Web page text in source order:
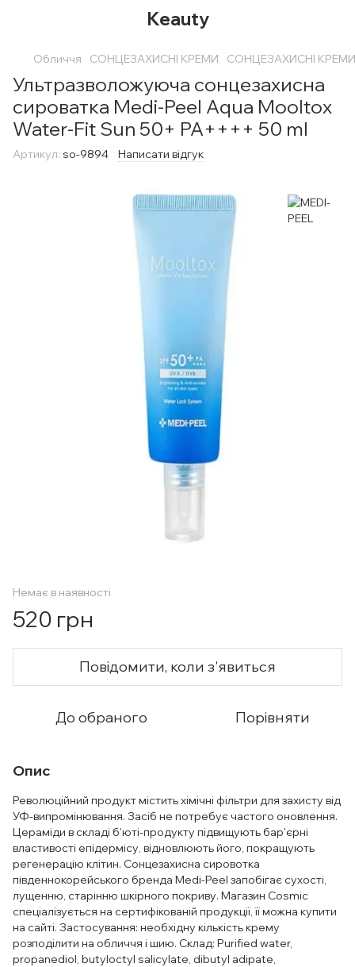
Keauty
Обличчя СОНЦЕЗАХИСНІ КРЕМИ СОНЦЕЗАХИСНІ КРЕМИ
Ультразволожуюча сонцезахисна
сироватка Medi-Peel Aqua Mooltox
Water-Fit Sun 50+ PA++++ 50 ml
Артикул: so-9894 Написати відгук
Немає в наявності
520 грн
Повідомити, коли з'явиться
До обраного Порівняти
Опис
Революційний продукт містить хімічні фільтри для захисту від
УФ-випромінювання. Засіб не потребує частого оновлення.
Цераміди в складі б'юті-продукту підвищують бар'єрні
властивості епідермісу, відновлюють його, покращують
регенерацію клітин. Сонцезахисна сировотка
південнокорейського бренда Medi-Peel запобігає сухості,
лущенню, старінню шкірного покриву. Магазин Cosmic
спеціалізується на сертифікованій продукції, її можна купити
на сайті. Застосування: необхідну кількість крему
розподілити на обличчя і шию. Склад: Purified water,
propanediol, butyloctyl salicylate, dibutyl adipate,